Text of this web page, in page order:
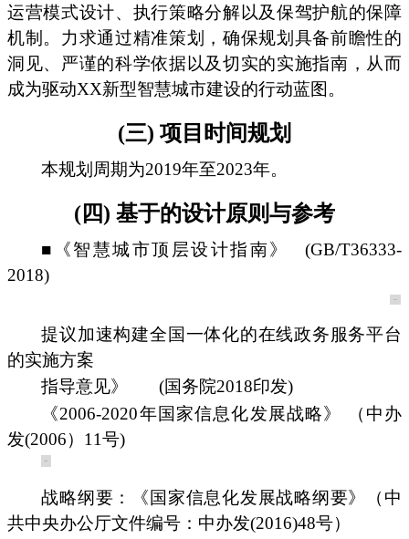
运营模式设计、执行策略分解以及保驾护航的保障
机制。力求通过精准策划，确保规划具备前瞻性的
洞见、严谨的科学依据以及切实的实施指南，从而
成为驱动XX新型智慧城市建设的行动蓝图。
(三) 项目时间规划
本规划周期为2019年至2023年。
(四) 基于的设计原则与参考
■《智慧城市顶层设计指南》
(GB/T36333-
2018)
提议加速构建全国一体化的在线政务服务平台
的实施方案
指导意见》
(国务院2018印发)
《2006-2020年国家信息化发展战略》 （中办
发(2006）11号)
战略纲要：《国家信息化发展战略纲要》（中
共中央办公厅文件编号：中办发(2016)48号）